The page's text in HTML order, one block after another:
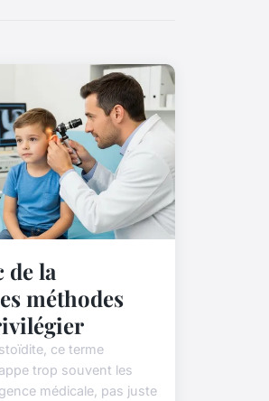
de la
méthodes
ce terme
trop souvent les
médicale, pas juste